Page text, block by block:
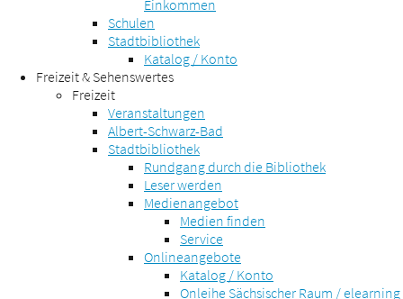
Einkommen
Schulen
Stadtbibliothek
Katalog / Konto
Freizeit & Sehenswertes
Freizeit
Veranstaltungen
Albert-Schwarz-Bad
Stadtbibliothek
Rundgang durch die Bibliothek
Leser werden
Medienangebot
Medien finden
Service
Onlineangebote
Katalog / Konto
Onleihe Sächsischer Raum / elearning